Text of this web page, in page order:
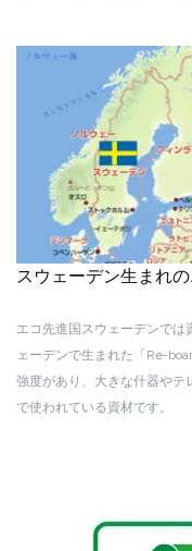
スウェーデン生まれ
エコ先進国スウェーデンでは
ェーデンで生まれた「Re-
強度があり、大きな什器やテ
で使われている資材です。